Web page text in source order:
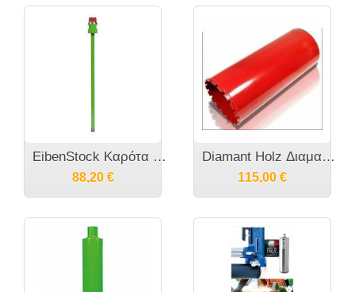
EibenStock Καρότα - Διαμαντοκορώνες για καροτιέρες 300 χιλιοστά μήκος R 1/2"
88,20 €
Diamant Holz Διαμαντοκορώνες για καροτιέρες 400 χιλιοστά μήκος 11/4" UNC
115,00 €